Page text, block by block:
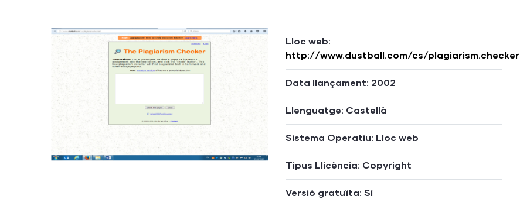
Lloc web:
http://www.dustball.com/cs/plagiarism.checker/
Data llançament: 2002
Llenguatge: Castellà
Sistema Operatiu: Lloc web
Tipus Llicència: Copyright
Versió gratuïta: Sí